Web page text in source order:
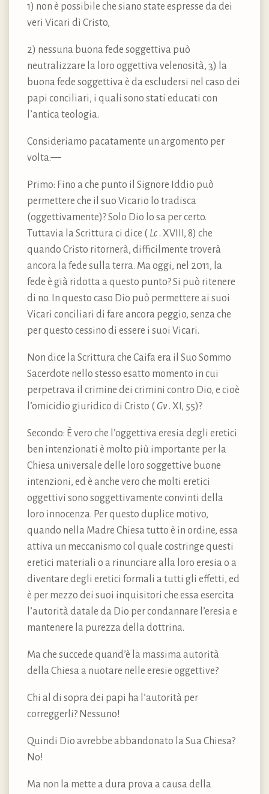
1) non è possibile che siano state espresse da dei
veri Vicari di Cristo,
2) nessuna buona fede soggettiva può
neutralizzare la loro oggettiva velenosità, 3) la
buona fede soggettiva è da escludersi nel caso dei
papi conciliari, i quali sono stati educati con
l’antica teologia.
Consideriamo pacatamente un argomento per
volta:—
Primo: Fino a che punto il Signore Iddio può
permettere che il suo Vicario lo tradisca
(oggettivamente)? Solo Dio lo sa per certo.
Tuttavia la Scrittura ci dice ( Lc . XVIII, 8) che
quando Cristo ritornerà, difficilmente troverà
ancora la fede sulla terra. Ma oggi, nel 2011, la
fede è già ridotta a questo punto? Si può ritenere
di no. In questo caso Dio può permettere ai suoi
Vicari conciliari di fare ancora peggio, senza che
per questo cessino di essere i suoi Vicari.
Non dice la Scrittura che Caifa era il Suo Sommo
Sacerdote nello stesso esatto momento in cui
perpetrava il crimine dei crimini contro Dio, e cioè
l’omicidio giuridico di Cristo ( Gv . XI, 55)?
Secondo: È vero che l’oggettiva eresia degli eretici
ben intenzionati è molto più importante per la
Chiesa universale delle loro soggettive buone
intenzioni, ed è anche vero che molti eretici
oggettivi sono soggettivamente convinti della
loro innocenza. Per questo duplice motivo,
quando nella Madre Chiesa tutto è in ordine, essa
attiva un meccanismo col quale costringe questi
eretici materiali o a rinunciare alla loro eresia o a
diventare degli eretici formali a tutti gli effetti, ed
è per mezzo dei suoi inquisitori che essa esercita
l’autorità datale da Dio per condannare l’eresia e
mantenere la purezza della dottrina.
Ma che succede quand’è la massima autorità
della Chiesa a nuotare nelle eresie oggettive?
Chi al di sopra dei papi ha l’autorità per
correggerli? Nessuno!
Quindi Dio avrebbe abbandonato la Sua Chiesa?
No!
Ma non la mette a dura prova a causa della